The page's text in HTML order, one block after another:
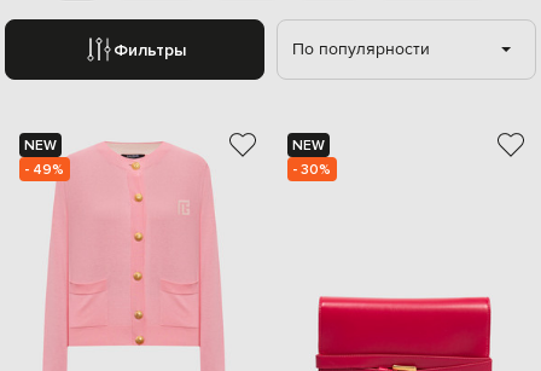
Фильтры По популярности
NEW
- 49%
NEW
- 30%